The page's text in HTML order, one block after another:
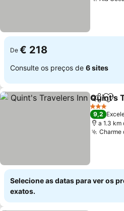
De € 218
Consulte os preços de 6 sites
Partilhar
Quint's
3 Estrelas
9,2
a 1.3 km
Charme
Selecione as datas para ver os
exatos.